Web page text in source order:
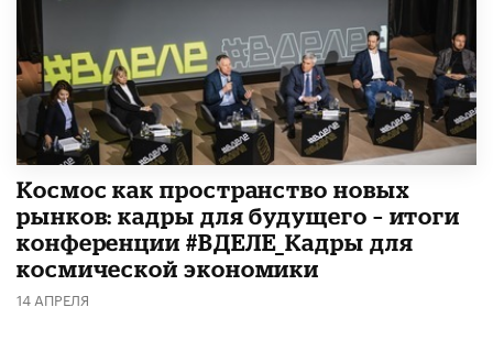
Космос как пространство новых
рынков: кадры для будущего – итоги
конференции #ВДЕЛЕ_Кадры для
космической экономики
14 АПРЕЛЯ